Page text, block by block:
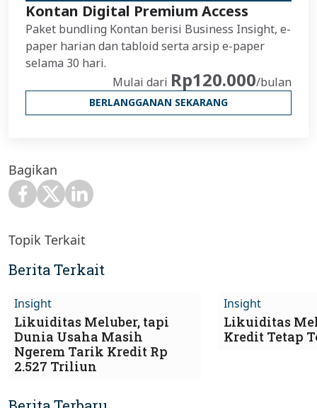
Kontan Digital Premium Access
Paket bundling Kontan berisi Business Insight, e-
paper harian dan tabloid serta arsip e-paper
selama 30 hari.
Mulai dari Rp120.000/bulan
BERLANGGANAN SEKARANG
Bagikan
Topik Terkait
Berita Terkait
Insight
Likuiditas Meluber, tapi
Dunia Usaha Masih
Ngerem Tarik Kredit Rp
2.527 Triliun
Insight
Likuiditas
Kredit Tetap